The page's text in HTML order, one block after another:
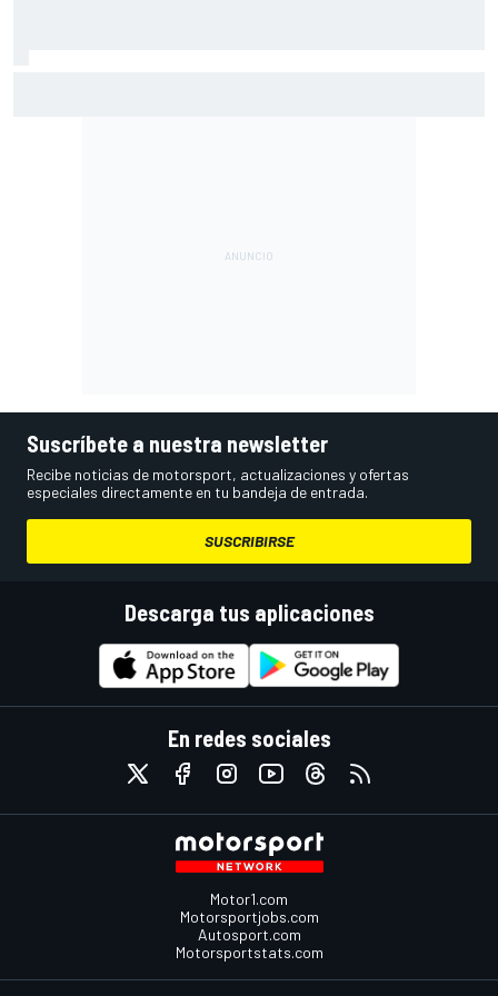
Suscríbete a nuestra newsletter
Recibe noticias de motorsport, actualizaciones y ofertas
especiales directamente en tu bandeja de entrada.
SUSCRIBIRSE
Descarga tus aplicaciones
En redes sociales
Motor1.com
Motorsportjobs.com
Autosport.com
Motorsportstats.com